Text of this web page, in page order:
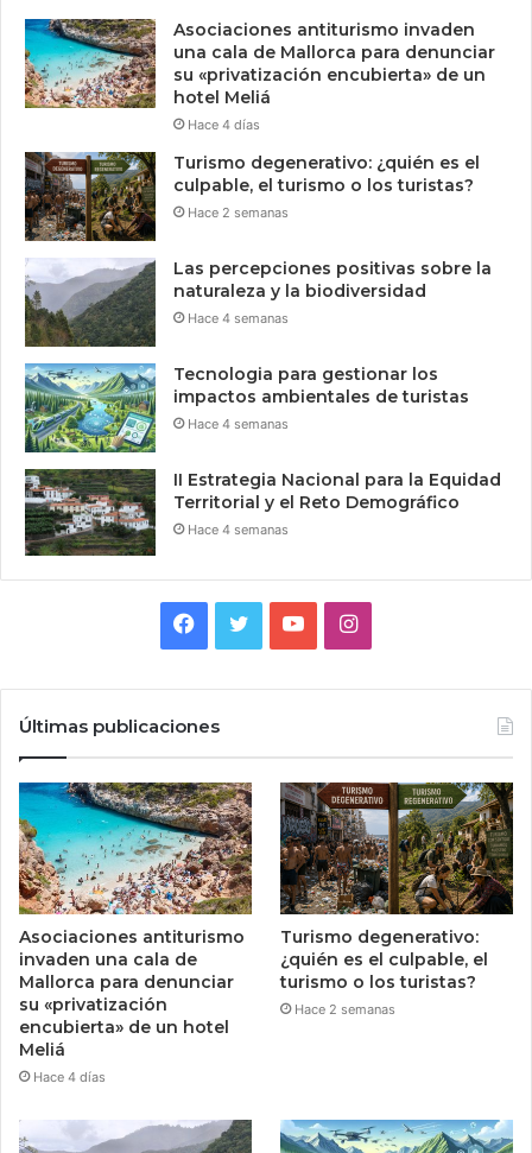
Asociaciones antiturismo invaden
una cala de Mallorca para denunciar
su «privatización encubierta» de un
hotel Meliá
Hace 4 días
Turismo degenerativo: ¿quién es el
culpable, el turismo o los turistas?
Hace 2 semanas
Las percepciones positivas sobre la
naturaleza y la biodiversidad
Hace 4 semanas
Tecnologia para gestionar los
impactos ambientales de turistas
Hace 4 semanas
II Estrategia Nacional para la Equidad
Territorial y el Reto Demográfico
Hace 4 semanas
Facebook
TwitterYouTubeInstagram
Últimas publicaciones
Asociaciones antiturismo
invaden una cala de
Mallorca para denunciar
su «privatización
encubierta» de un hotel
Meliá
Hace 4 días
Turismo degenerativo:
¿quién es el culpable, el
turismo o los turistas?
Hace 2 semanas